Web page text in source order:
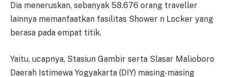
Dia meneruskan, sebanyak 58.676 orang traveller
lainnya memanfaatkan fasilitas Shower n Locker yang
berasa pada empat titik.
Yaitu, ucapnya, Stasiun Gambir serta Slasar Malioboro
Daerah Istimewa Yogyakarta (DIY) masing-masing